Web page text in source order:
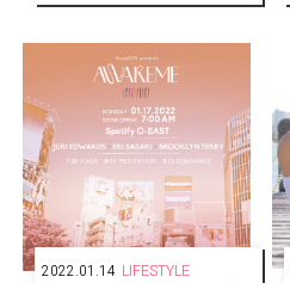
レブが始めたヘアケア・ブ
に入ったの！
2022.01.14 LIFESTYLE